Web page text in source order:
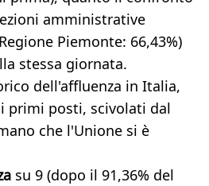
amministrative
Piemonte: 66,43%)
stessa giornata.
dell'affluenza in Italia,
primi posti, scivolati dal
che l'Unione si è
su 9 (dopo il 91,36% del